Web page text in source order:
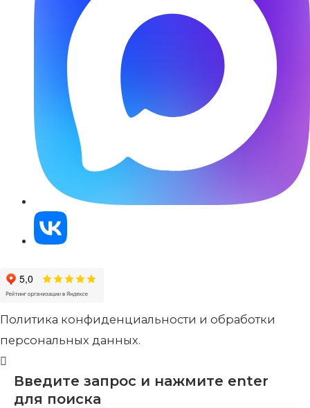
Политика конфиденциальности и обработки
персональных данных.
Введите запрос и нажмите enter
для поиска